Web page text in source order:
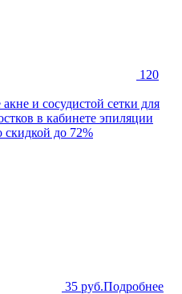
120
и сосудистой сетки для
в кабинете эпиляции
скидкой до 72%
35 руб.Подробнее